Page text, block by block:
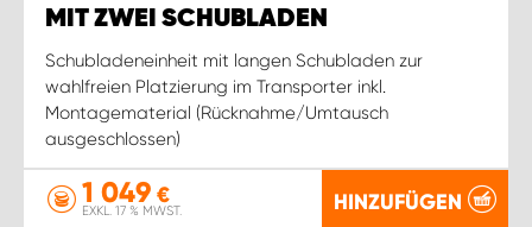
MIT ZWEI SCHUBLADEN
Schubladeneinheit mit langen Schubladen zur
wahlfreien Platzierung im Transporter inkl.
Montagematerial (Rücknahme/Umtausch
ausgeschlossen)
1 049 €
EXKL. 17 % MWST. HINZUFÜGEN